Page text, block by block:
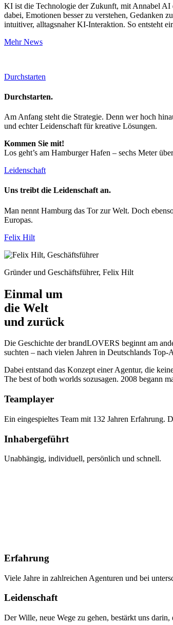
KI ist die Technologie der Zukunft, mit Annabel
dabei, Emotionen besser zu verstehen,
intuitiver, alltagsnaher KI-Interaktion. So entsteht
Mehr News
Durchstarten
Durchstarten.
Am Anfang steht die Strategie. Denn wer hoch
und echter Leidenschaft für kreative Lösungen.
Kommen Sie mit!
Los geht’s am Hamburger Hafen – sechs Meter
Leidenschaft
Uns treibt die Leidenschaft an.
Man nennt Hamburg das Tor zur Welt. Doch
Europas.
Felix Hilt
Gründer und Geschäftsführer, Felix Hilt
Einmal um
die Welt
und zurück
Die Geschichte der brandLOVERS beginnt am
suchten – nach vielen Jahren in Deutschlands
Dabei entstand das Konzept einer Agentur, die
The best of both worlds sozusagen. 2008 begann
Teamplayer
Ein eingespieltes Team mit 132 Jahren Erfahrung.
Inhabergeführt
Unabhängig, individuell, persönlich und schnell.
Erfahrung
Viele Jahre in zahlreichen Agenturen und bei
Leidenschaft
Der Wille, neue Wege zu gehen, bestärkt uns